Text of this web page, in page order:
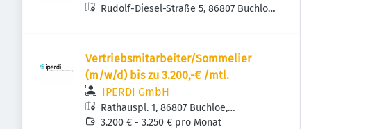
Rudolf-Diesel-Straße 5, 86807 Buchloe,
Vertriebsmitarbeiter/Sommelier
(m/w/d) bis zu 3.200,-€ /mtl.
IPERDI GmbH
Rathauspl. 1, 86807 Buchloe,
Deutschland
3.200 € - 3.250 € pro Monat